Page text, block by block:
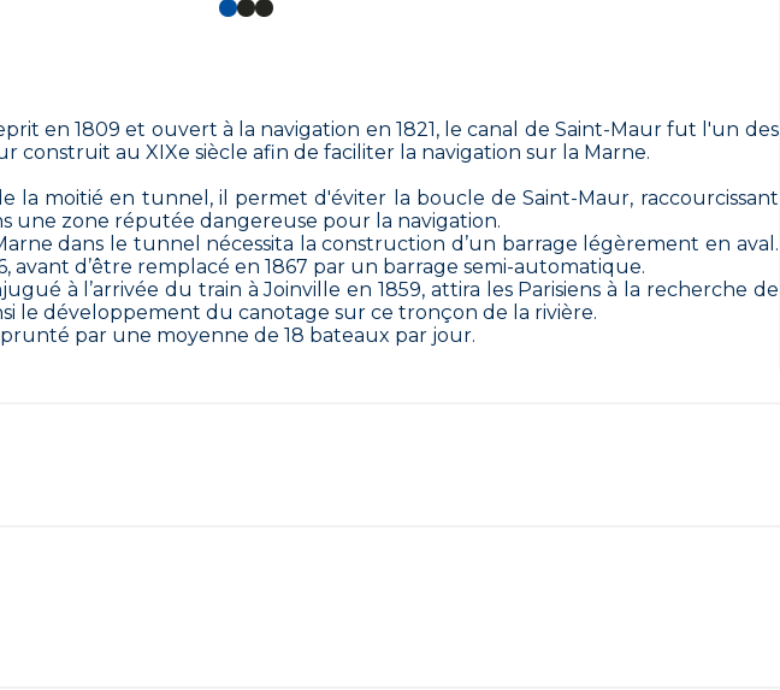
en 1809 et ouvert à la navigation en 1821, le canal de Saint-Maur fut l'un des
construit au XIXe siècle afin de faciliter la navigation sur la Marne.
la moitié en tunnel, il permet d'éviter la boucle de Saint-Maur, raccourcissant
une zone réputée dangereuse pour la navigation.
dans le tunnel nécessita la construction d’un barrage légèrement en aval.
avant d’être remplacé en 1867 par un barrage semi-automatique.
à l’arrivée du train à Joinville en 1859, attira les Parisiens à la recherche de
le développement du canotage sur ce tronçon de la rivière.
par une moyenne de 18 bateaux par jour.